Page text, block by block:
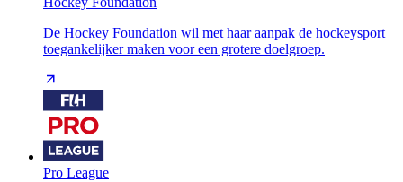
De Hockey Foundation wil met haar aanpak de hockeysport
toegankelijker maken voor een grotere doelgroep.
Pro League